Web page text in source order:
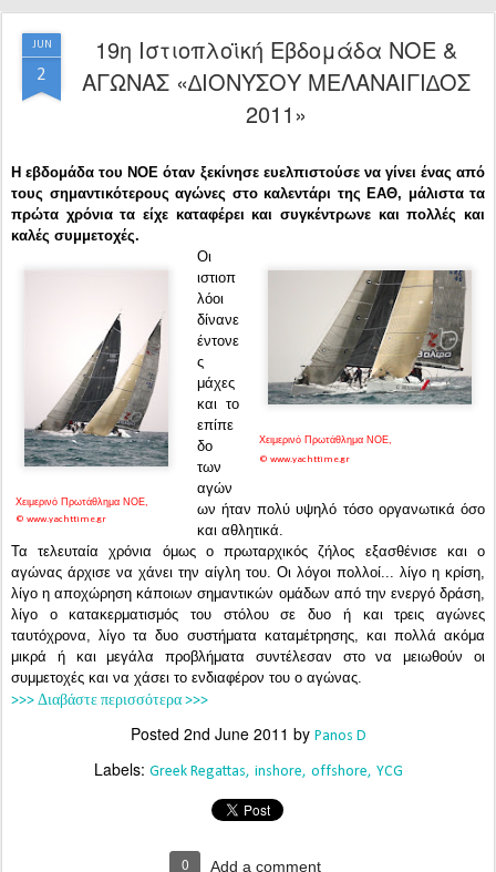
JUN
2
19η Ιστιοπλοϊκή Εβδομάδα ΝΟΕ &
ΑΓΩΝΑΣ «∆ΙΟΝΥΣΟΥ ΜΕΛΑΝΑΙΓΙ∆ΟΣ
2011»
Η εβδομάδα του ΝΟΕ όταν ξεκίνησε ευελπιστούσε να γίνει ένας από
τους σημαντικότερους αγώνες στο καλεντάρι της ΕΑΘ, μάλιστα τα
πρώτα χρόνια τα είχε καταφέρει και συγκέντρωνε και πολλές και
καλές συμμετοχές.
Χειμερινό Πρωτάθλημα ΝΟΕ,
© www.yachttime.gr
Χειμερινό Πρωτάθλημα ΝΟΕ,
© www.yachttime.gr
Οι
ιστιοπ
λόοι
δίνανε
έντονε
ς
μάχες
και το
επίπε
δο
των
αγών
ων ήταν πολύ υψηλό τόσο οργανωτικά όσο
και αθλητικά.
Τα τελευταία χρόνια όμως ο πρωταρχικός ζήλος εξασθένισε και ο
αγώνας άρχισε να χάνει την αίγλη του. Οι λόγοι πολλοί... λίγο η κρίση,
λίγο η αποχώρηση κάποιων σημαντικών ομάδων από την ενεργό δράση,
λίγο ο κατακερματισμός του στόλου σε δυο ή και τρεις αγώνες
ταυτόχρονα, λίγο τα δυο συστήματα καταμέτρησης, και πολλά ακόμα
μικρά ή και μεγάλα προβλήματα συντέλεσαν στο να μειωθούν οι
συμμετοχές και να χάσει το ενδιαφέρον του ο αγώνας.
>>> Διαβάστε περισσότερα >>>
Posted 2nd June 2011 by Panos D
Labels: Greek Regattas inshore offshore YCG
0 Add a comment